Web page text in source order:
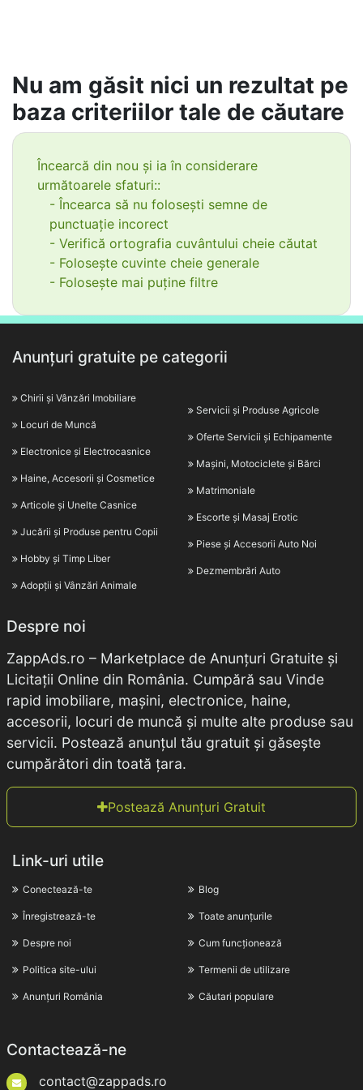
Nu am găsit nici un rezultat pe
baza criteriilor tale de căutare
Încearcă din nou și ia în considerare
următoarele sfaturi::
- Încearca să nu folosești semne de
punctuație incorect
- Verifică ortografia cuvântului cheie căutat
- Folosește cuvinte cheie generale
- Folosește mai puține filtre
Anunțuri gratuite pe categorii
Chirii și Vânzări Imobiliare
Locuri de Muncă
Electronice și Electrocasnice
Haine, Accesorii și Cosmetice
Articole și Unelte Casnice
Jucării și Produse pentru Copii
Hobby și Timp Liber
Adopții și Vânzări Animale
Servicii și Produse Agricole
Oferte Servicii și Echipamente
Mașini, Motociclete și Bărci
Matrimoniale
Escorte și Masaj Erotic
Piese și Accesorii Auto Noi
Dezmembrări Auto
Despre noi
ZappAds.ro – Marketplace de Anunțuri Gratuite și
Licitații Online din România. Cumpără sau Vinde
rapid imobiliare, mașini, electronice, haine,
accesorii, locuri de muncă și multe alte produse sau
servicii. Postează anunțul tău gratuit și găsește
cumpărători din toată țara.
Postează Anunțuri Gratuit
Link-uri utile
Conectează-te
Înregistrează-te
Despre noi
Politica site-ului
Anunțuri România
Blog
Toate anunțurile
Cum funcționează
Termenii de utilizare
Căutari populare
Contactează-ne
contact@zappads.ro